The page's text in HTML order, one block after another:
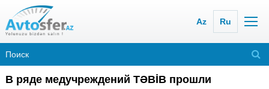
Az Ru
В ряде медучреждений TƏBİB прошли